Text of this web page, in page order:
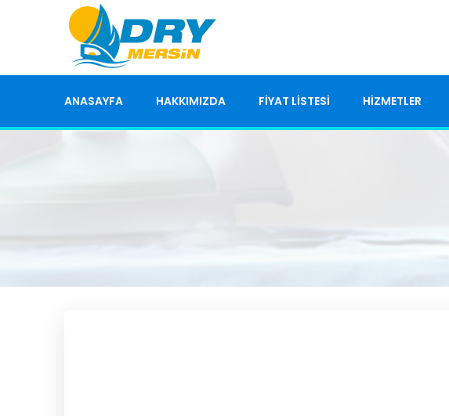
ANASAYFA HAKKIMIZDA FİYAT LİSTESİ HİZMETLER